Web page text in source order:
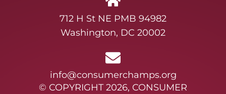
712 H St NE PMB 94982
Washington, DC 20002
info@consumerchamps.org
© COPYRIGHT 2026, CONSUMER